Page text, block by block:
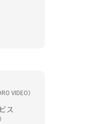
VIDEO）
ス